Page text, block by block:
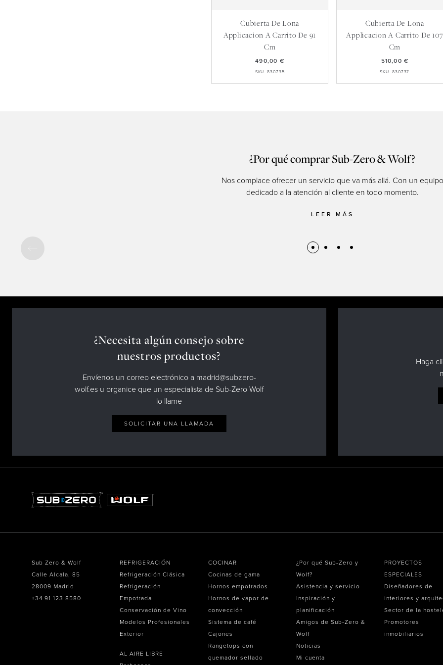
Cubierta De Lona
Applicacion A Carrito De 91
Cm
490,00 €
SKU: 830735
Cubierta De Lona
Applicacion A Carrito De 107
Cm
510,00 €
SKU: 830737
¿Por qué comprar Sub-Zero & Wolf?
Nos complace ofrecer un servicio que va más allá. Con un equipo
dedicado a la atención al cliente en todo momento.
LEER MÁS
¿Necesita algún consejo sobre
nuestros productos?
Envíenos un correo electrónico a madrid@subzero-
wolf.es u organice que un especialista de Sub-Zero Wolf
lo llame
SOLICITAR UNA LLAMADA
Haga
Sub Zero & Wolf
Calle Alcala, 85
28009 Madrid
+34 91 123 8580
REFRIGERACIÓN
Refrigeración Clásica
Refrigeración
Empotrada
Conservación de Vino
Modelos Profesionales
Exterior
AL AIRE LIBRE
COCINAR
Cocinas de gama
Hornos empotrados
Hornos de vapor de
convección
Sistema de café
Cajones
Rangetops con
quemador sellado
¿Por qué Sub-Zero y
Wolf?
Asistencia y servicio
Inspiración y
planificación
Amigos de Sub-Zero &
Wolf
Noticias
Mi cuenta
PROYECTOS
ESPECIALES
Diseñadores de
interiores y
Sector de la
Promotores
inmobiliarios